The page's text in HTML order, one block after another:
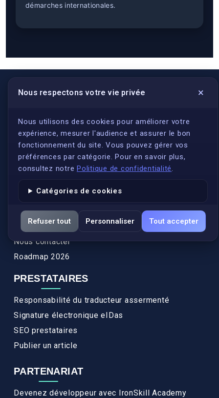
démarches internationales.
Nous respectons votre vie privée ×
Nous utilisons des cookies pour améliorer votre
expérience, mesurer l'audience et assurer le bon
fonctionnement du site. Vous pouvez gérer vos
préférences par catégorie. Pour en savoir plus,
consultez notre Politique de confidentialité.
Catégories de cookies
Refuser tout Personnaliser Tout accepter
LIENS UTILES
S'inscrire
Qui sommes-nous ?
Conformité
Annuaires des traducteurs assermentés
Actualités
Services
FAQ
Nous contacter
Roadmap 2026
PRESTATAIRES
Responsabilité du traducteur assermenté
Signature électronique eIDas
SEO prestataires
Publier un article
PARTENARIAT
Devenez développeur avec IronSkill Academy